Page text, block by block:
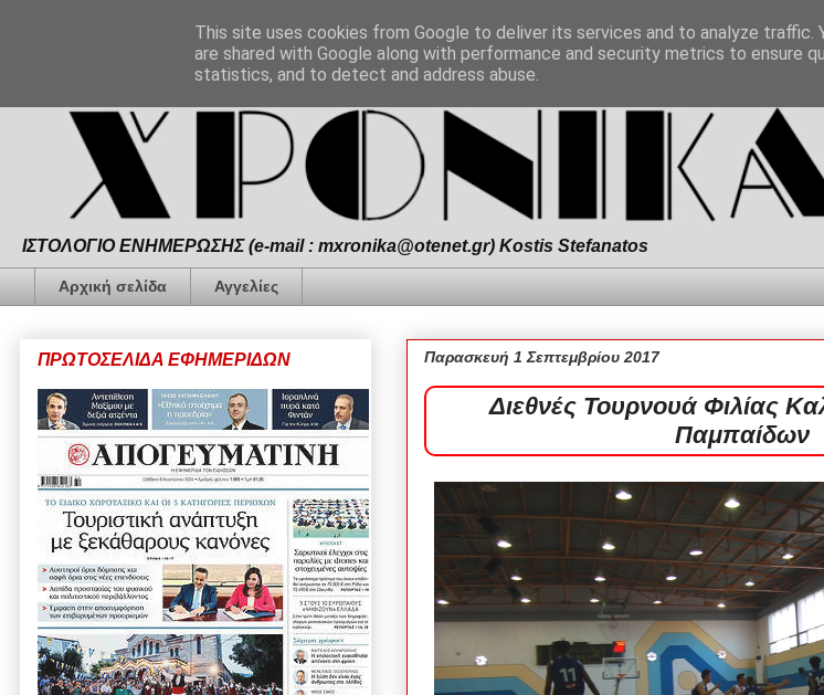
ΙΣΤΟΛΟΓΙΟ ΕΝΗΜΕΡΩΣΗΣ (e-mail : mxronika@otenet.gr) Kostis Stefanatos
Αρχική σελίδα Αγγελίες
Παρασκευή 1 Σεπτεμβρίου 2017
Διεθνές Τουρνουά Φιλίας
Παμπαίδων
ΠΡΩΤΟΣΕΛΙΔΑ ΕΦΗΜΕΡΙΔΩΝ
This site uses cookies from Google to deliver its services and to analyze traffic.
are shared with Google along with performance and security metrics to ensure
statistics, and to detect and address abuse.